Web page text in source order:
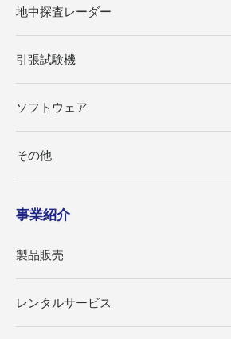
地中探査レーダー
引張試験機
ソフトウェア
その他
事業紹介
製品販売
レンタルサービス